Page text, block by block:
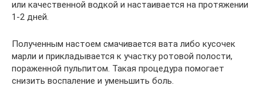
или качественной водкой и настаивается на протяжении
1-2 дней.
Полученным настоем смачивается вата либо кусочек
марли и прикладывается к участку ротовой полости,
пораженной пульпитом. Такая процедура помогает
снизить воспаление и уменьшить боль.